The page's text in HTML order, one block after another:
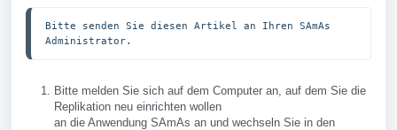
Bitte senden Sie diesen Artikel an Ihren SAmAs
Administrator.
Bitte melden Sie sich auf dem Computer an, auf dem Sie die
Replikation neu einrichten wollen
an die Anwendung SAmAs an und wechseln Sie in den